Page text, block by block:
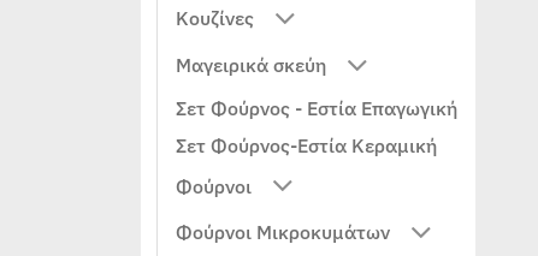
Κουζίνες
Μαγειρικά σκεύη
Σετ Φούρνος - Εστία Επαγωγική
Σετ Φούρνος-Εστία Κεραμική
Φούρνοι
Φούρνοι Μικροκυμάτων